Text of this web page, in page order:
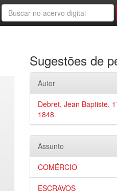
Sugestões de
Autor
Debret, Jean Baptiste,
1848
Assunto
COMÉRCIO
ESCRAVOS